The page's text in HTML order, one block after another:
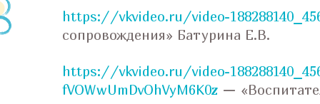
https://vkvideo.ru/video-
сопровождения» Батурина Е.В.
https://vkvideo.ru/video-
fVOWwUmDvOhVyM6K0z —